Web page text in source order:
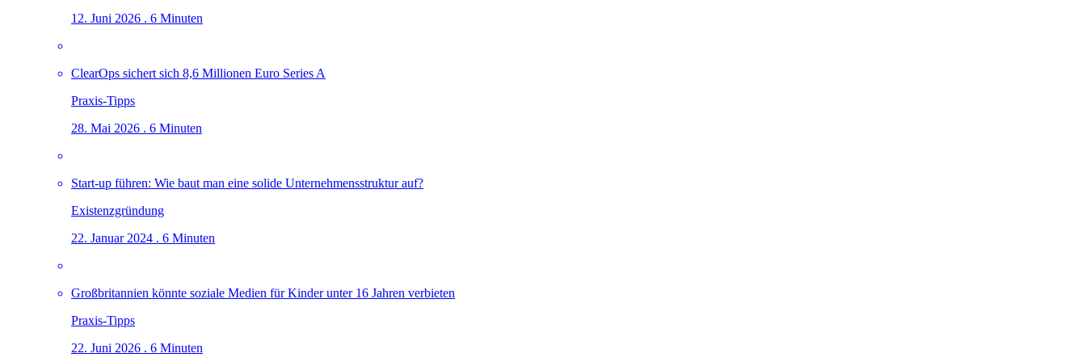
12. Juni 2026 . 6 Minuten
ClearOps sichert sich 8,6 Millionen Euro Series A
Praxis-Tipps
28. Mai 2026 . 6 Minuten
Start-up führen: Wie baut man eine solide Unternehmensstruktur auf?
Existenzgründung
22. Januar 2024 . 6 Minuten
Großbritannien könnte soziale Medien für Kinder unter 16 Jahren verbieten
Praxis-Tipps
22. Juni 2026 . 6 Minuten